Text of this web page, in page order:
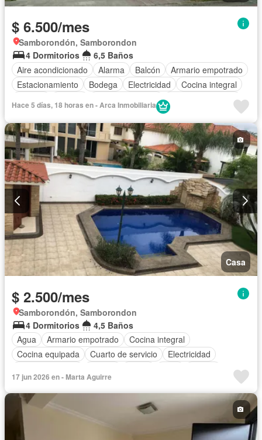
$ 6.500/mes
Samborondón, Samborondon
4 Dormitorios
6,5 Baños
Aire acondicionado
Alarma Balcón
Armario empotrado
Estacionamiento
Bodega Electricidad
Cocina integral
Vista panorámica
Cuarto de servicio
Acceso para personas con discapacidad
Jardín
Parrilla Garita de guardianía
Gimnasio
Seguridad
Piscina Cancha de tenis
Wifi
Parcialmente amoblado
Hace 5 días, 18 horas en - Arca Inmobiliaria
Casa
$ 2.500/mes
Samborondón, Samborondon
4 Dormitorios
4,5 Baños
Agua
Armario empotrado
Cocina integral
Cocina equipada
Cuarto de servicio
Electricidad
Terraza
Vista panorámica
17 jun 2026 en - Marta Aguirre